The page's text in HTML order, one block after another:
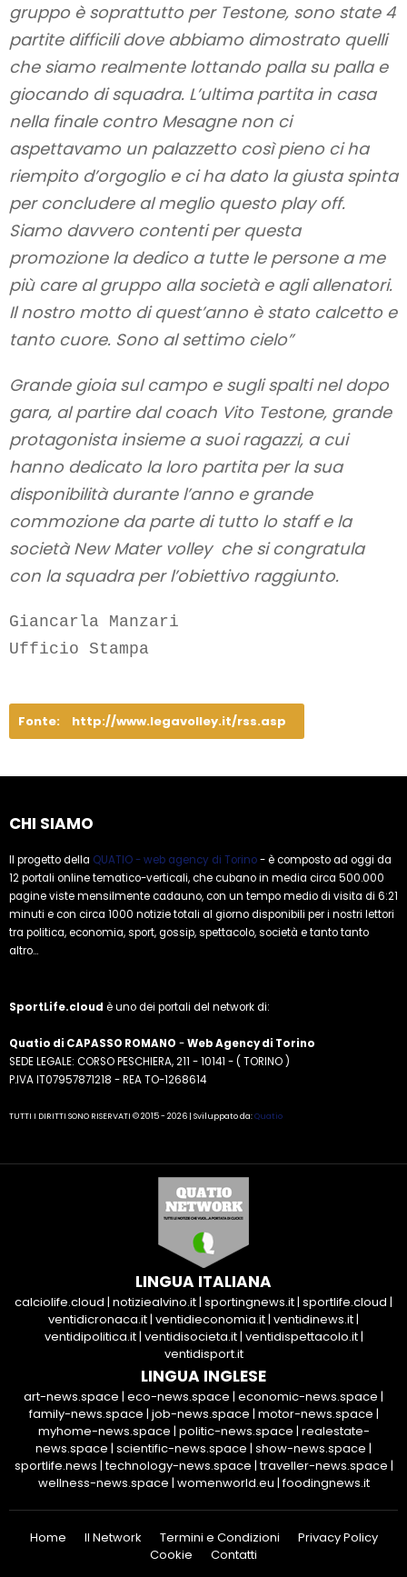
gruppo è soprattutto per Testone, sono state 4
partite difficili dove abbiamo dimostrato quelli
che siamo realmente lottando palla su palla e
giocando di squadra. L’ultima partita in casa
nella finale contro Mesagne non ci
aspettavamo un palazzetto così pieno ci ha
riempito d’orgoglio e ci ha dato la giusta spinta
per concludere al meglio questo play off.
Siamo davvero contenti per questa
promozione la dedico a tutte le persone a me
più care al gruppo alla società e agli allenatori.
Il nostro motto di quest’anno è stato calcetto e
tanto cuore. Sono al settimo cielo”
Grande gioia sul campo e sugli spalti nel dopo
gara, al partire dal coach Vito Testone, grande
protagonista insieme a suoi ragazzi, a cui
hanno dedicato la loro partita per la sua
disponibilità durante l’anno e grande
commozione da parte di tutto lo staff e la
società New Mater volley che si congratula
con la squadra per l’obiettivo raggiunto.
Giancarla Manzari
Fonte: http://www.legavolley.it/rss.asp
CHI SIAMO
Il progetto della QUATIO - web agency di Torino- è composto ad oggi da
12 portali online tematico-verticali, che cubano in media circa 500.000
pagine viste mensilmente cadauno, con un tempo medio di visita di 6:21
minuti e con circa 1000 notizie totali al giorno disponibili per i nostri lettori
tra politica, economia, sport, gossip, spettacolo, società e tanto tanto
altro...
SportLife.cloud è uno dei portali del network di:
Quatio di CAPASSO ROMANO -Web Agency di Torino
SEDE LEGALE: CORSO PESCHIERA, 211 - 10141 - ( TORINO )
P.IVA IT07957871218 - REA TO-1268614
TUTTI I DIRITTI SONO RISERVATI © 2015 - 2026 | Sviluppato da:Quatio
LINGUA ITALIANA
calciolife.cloud | notiziealvino.it| sportingnews.it| sportlife.cloud |
ventidicronaca.it| ventidieconomia.it| ventidinews.it|
ventidipolitica.it| ventidisocieta.it| ventidispettacolo.it|
ventidisport.it
LINGUA INGLESE
art-news.space | eco-news.space | economic-news.space |
family-news.space | job-news.space | motor-news.space |
myhome-news.space | politic-news.space | realestate-
news.space | scientific-news.space | show-news.space |
sportlife.news |technology-news.space |traveller-news.space |
wellness-news.space | womenworld.eu |foodingnews.it
Home Il Network Termini e Condizioni
Privacy Policy
Cookie
Contatti